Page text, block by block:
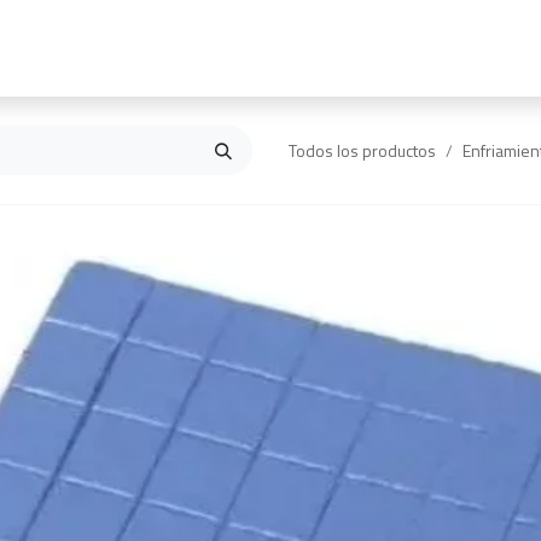
Todos los productos